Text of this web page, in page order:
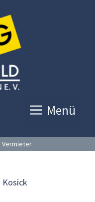
Menü
Vermieter
Kosick